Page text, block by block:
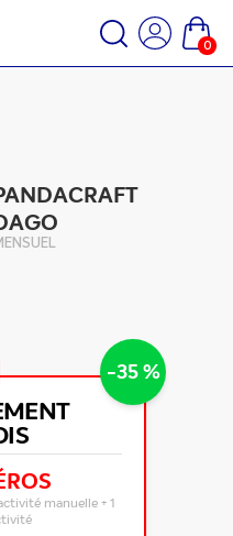
0
-35 %
manuelle + 1